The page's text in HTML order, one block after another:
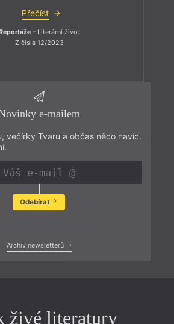
Přečíst
Reportáže – Literární život
Z čísla 12/2023
e-mailem
večírky Tvaru a občas něco navíc.
Odebírat
Archiv newsletterů
živé literatury